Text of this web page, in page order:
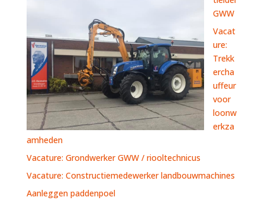
GWW
Vacat
ure:
Trekk
ercha
uffeur
voor
loonw
erkza
amheden
Vacature: Grondwerker GWW / riooltechnicus
Vacature: Constructiemedewerker landbouwmachines
Aanleggen paddenpoel